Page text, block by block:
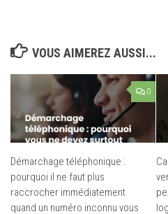
VOUS AIMEREZ AUSSI...
0
Démarchage téléphonique :
pourquoi il ne faut plus
raccrocher immédiatement
quand un numéro inconnu vous